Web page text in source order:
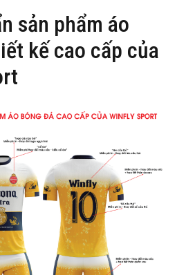
sản phẩm áo
kế cao cấp của